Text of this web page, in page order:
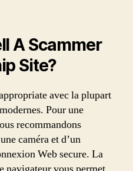
A Scammer
Site?
avec la plupart
Pour une
recommandons
caméra et d’un
Web secure. La